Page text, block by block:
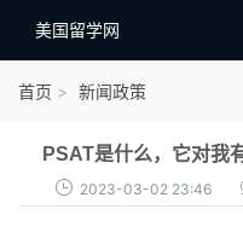
美国留学网
首页 新闻政策
PSAT是什么，它对我
2023-03-02 23:46